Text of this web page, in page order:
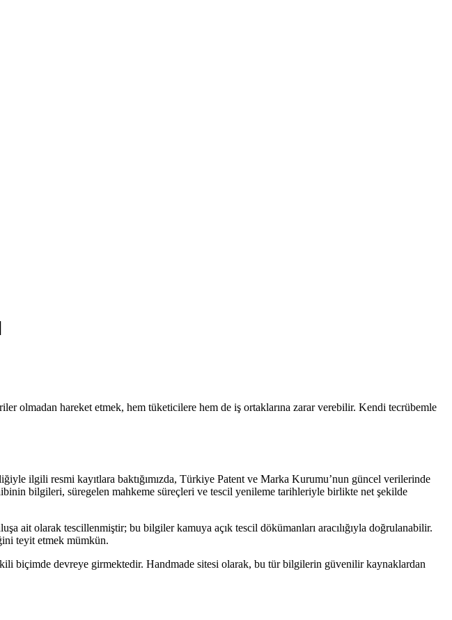
olmadan hareket etmek, hem tüketicilere hem de iş ortaklarına zarar verebilir. Kendi tecrübemle
ilgili resmi kayıtlara baktığımızda, Türkiye Patent ve Marka Kurumu’nun güncel verilerinde
bilgileri, süregelen mahkeme süreçleri ve tescil yenileme tarihleriyle birlikte net şekilde
ait olarak tescillenmiştir; bu bilgiler kamuya açık tescil dökümanları aracılığıyla doğrulanabilir.
teyit etmek mümkün.
biçimde devreye girmektedir. Handmade sitesi olarak, bu tür bilgilerin güvenilir kaynaklardan